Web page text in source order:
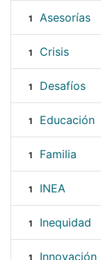
1 Asesorías
1 Crisis
1 Desafíos
1 Educación
1 Familia
1 INEA
1 Inequidad
1 Innovación